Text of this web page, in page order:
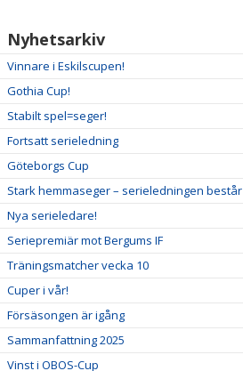
Nyhetsarkiv
Vinnare i Eskilscupen!
Gothia Cup!
Stabilt spel=seger!
Fortsatt serieledning
Göteborgs Cup
Stark hemmaseger – serieledningen består
Nya serieledare!
Seriepremiär mot Bergums IF
Träningsmatcher vecka 10
Cuper i vår!
Försäsongen är igång
Sammanfattning 2025
Vinst i OBOS-Cup